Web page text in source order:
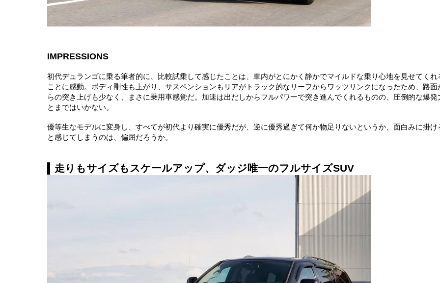
IMPRESSIONS
初代デュランゴに乗る筆者的に、比較試乗して感じたことは、車内がとにかく静かでマイルドな乗り心地を見せてくれ
ことに感動。ボディ剛性も上がり、サスペンションもリアがトラック的なリーフからワッツリンクになったため、路面
らの突き上げも少なく、まさに乗用車感覚だ。加速は出だしからフルパワーで突き進んでくれるものの、圧倒的な爆発
とまではいかない。
優等生なモデルに変身し、すべてが初代より確実に優秀だが、逆に優秀過ぎて何か物足りないというか、面白みに掛け
と感じてしまうのは、偏屈だろうか。
走りもサイズもスケールアップ、ダッジ唯一のフルサイズSUV